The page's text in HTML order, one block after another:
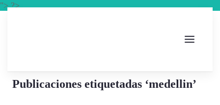
"> ?>
Publicaciones etiquetadas ‘medellin’